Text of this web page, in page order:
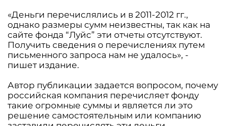
«Деньги перечислялись и в 2011-2012 гг.,
однако размеры сумм неизвестны, так как на
сайте фонда “Луйс” эти отчеты отсутствуют.
Получить сведения о перечислениях путем
письменного запроса нам не удалось», -
пишет издание.
Автор публикации задается вопросом, почему
российская компания перечисляет фонду
такие огромные суммы и является ли это
решение самостоятельным или компанию